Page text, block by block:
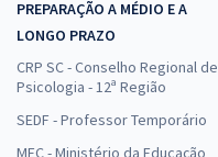
PREPARAÇÃO A MÉDIO E A
LONGO PRAZO
CRP SC - Conselho Regional de
Psicologia - 12ª Região
SEDF - Professor Temporário
MEC - Ministério da Educação